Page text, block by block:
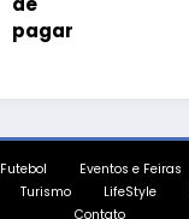
Futebol Eventos e Feiras
Turismo LifeStyle
Contato